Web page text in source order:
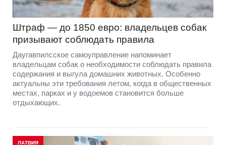
Штраф — до 1850 евро: владельцев собак
призывают соблюдать правила
Даугавпилсское самоуправление напоминает
владельцам собак о необходимости соблюдать правила
содержания и выгула домашних животных. Особенно
актуальны эти требования летом, когда в общественных
местах, парках и у водоемов становится больше
отдыхающих.
ЛАТВИЯ